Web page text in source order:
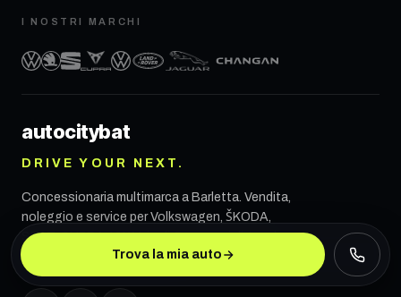
Trova la mia auto
I NOSTRI MARCHI
autocitybat
DRIVE YOUR NEXT.
Concessionaria multimarca a Barletta . Vendita,
noleggio e service per Volkswagen, ŠKODA,
SEAT, CUPRA, VW Veicoli Commerciali, Land
Rover, Jaguar e CHANGAN.